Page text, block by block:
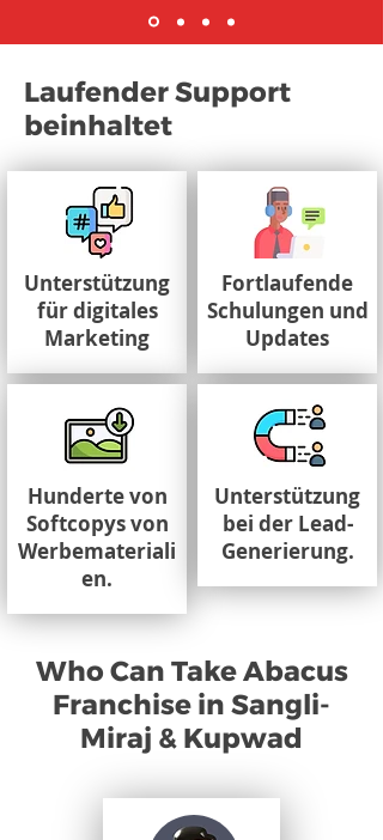
Laufender Support
beinhaltet
Unterstützung
für digitales
Marketing
Hunderte von
Softcopys von
Werbemateriali
en.
Fortlaufende
Schulungen und
Updates
Unterstützung
bei der Lead-
Generierung.
Who Can Take Abacus
Franchise in Sangli-
Miraj & Kupwad